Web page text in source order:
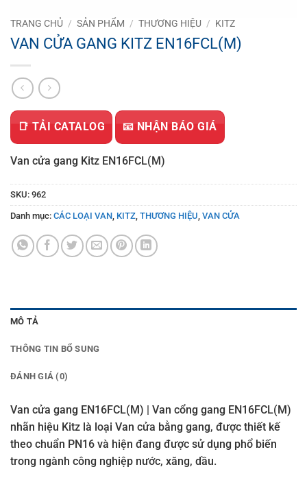
TRANG CHỦ / SẢN PHẨM / THƯƠNG HIỆU / KITZ
VAN CỬA GANG KITZ EN16FCL(M)
📑 TẢI CATALOG 📧 NHẬN BÁO GIÁ
Van cửa gang Kitz EN16FCL(M)
SKU: 962
Danh mục: CÁC LOẠI VAN KITZ THƯƠNG HIỆU VAN CỬA
MÔ TẢ
THÔNG TIN BỔ SUNG
ĐÁNH GIÁ (0)
Van cửa gang EN16FCL(M) | Van cổng gang EN16FCL(M)
nhãn hiệu Kitz là loại Van cửa bằng gang, được thiết kế
theo chuẩn PN16 và hiện đang được sử dụng phổ biến
trong ngành công nghiệp nước, xăng, dầu.